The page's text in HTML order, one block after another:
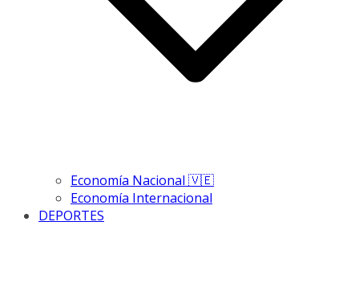
Economía Nacional 🇻🇪
Economía Internacional
DEPORTES